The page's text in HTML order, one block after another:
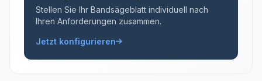
Stellen Sie Ihr Bandsägeblatt individuell nach
Ihren Anforderungen zusammen.
Jetzt konfigurieren